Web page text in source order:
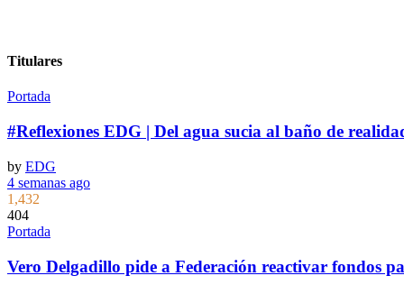
Titulares
Portada
#Reflexiones EDG | Del agua sucia al baño de
by EDG
4 semanas ago
1,432
404
Portada
Vero Delgadillo pide a Federación reactivar fondos